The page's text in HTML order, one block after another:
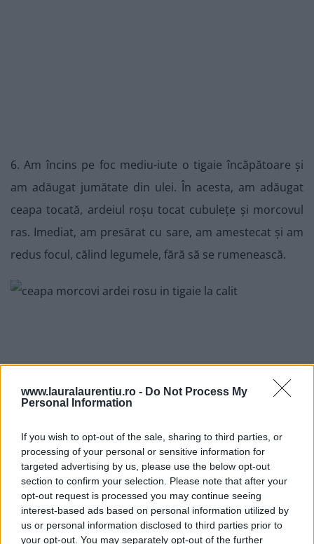
www.lauralaurentiu.ro - Do Not Process My
Personal Information
If you wish to opt-out of the sale, sharing to third parties, or
processing of your personal or sensitive information for
targeted advertising by us, please use the below opt-out
section to confirm your selection. Please note that after your
opt-out request is processed you may continue seeing
interest-based ads based on personal information utilized by
us or personal information disclosed to third parties prior to
your opt-out. You may separately opt-out of the further
6. Am încins pe foc mediu-iute o tigaie încăpătoare și
am adăugat jumătate din ulei. În acesta, am adăugat
ceapa tocată, ardeiul roșu tocat cubulețe și morcovul
ras. Imediat, am presărat cu sare, am amestecat și am
redus focul, călind legumele, fără să se rumenească.